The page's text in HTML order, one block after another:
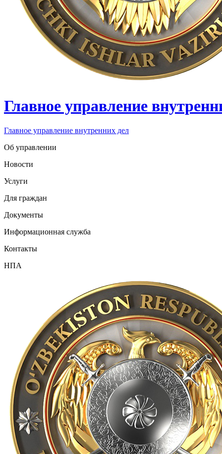
Главное управление
Главное управление внутренних дел
Об управлении
Новости
Услуги
Для граждан
Документы
Информационная служба
Контакты
НПА